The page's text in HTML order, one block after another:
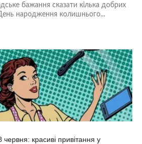
бажання сказати кілька добрих
народження колишнього...
красиві привітання у